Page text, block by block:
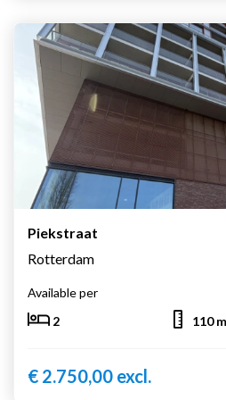
Piekstraat
Rotterdam
Available per
2
110 m
€ 2.750,00 excl.